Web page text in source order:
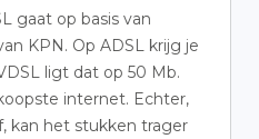
gaat op basis van
KPN. Op ADSL krijg je
ligt dat op 50 Mb.
internet. Echter,
kan het stukken trager